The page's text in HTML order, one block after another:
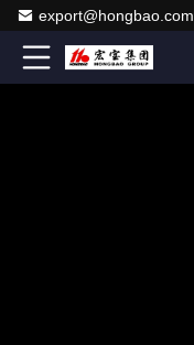
export@hongbao.com